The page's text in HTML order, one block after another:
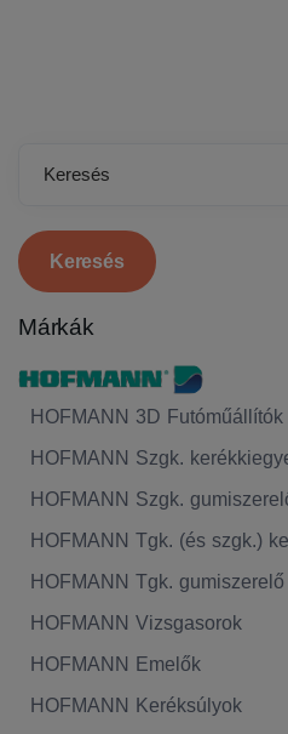
Keresés
Márkák
HOFMANN 3D Futóműállítók
HOFMANN Szgk.
HOFMANN Szgk.
HOFMANN Tgk. (és szgk.)
HOFMANN Tgk.
HOFMANN Vizsgasorok
HOFMANN Emelők
HOFMANN Keréksúlyok